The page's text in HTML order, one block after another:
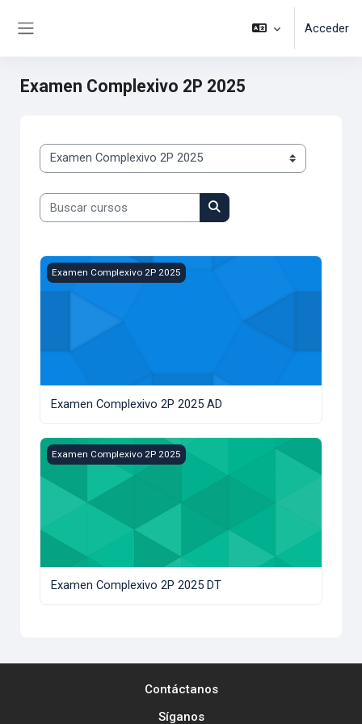
Acceder
Examen Complexivo 2P 2025
Categorías
Buscar cursos
Buscar cursos
Examen Complexivo 2P 2025 AD
Examen Complexivo 2P 2025
Examen Complexivo 2P 2025 AD
Examen Complexivo 2P 2025 DT
Examen Complexivo 2P 2025
Examen Complexivo 2P 2025 DT
Contáctanos
Síganos